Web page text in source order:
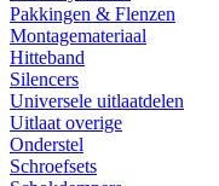
Pakkingen & Flenzen
Montagemateriaal
Hitteband
Silencers
Universele uitlaatdelen
Uitlaat overige
Onderstel
Schroefsets